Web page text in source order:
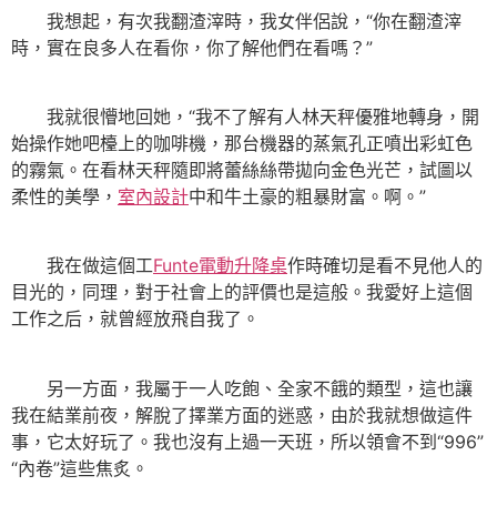
我想起，有次我翻渣滓時，我女伴侶說，“你在翻渣滓
時，實在良多人在看你，你了解他們在看嗎？”
我就很懵地回她，“我不了解有人林天秤優雅地轉身，開
始操作她吧檯上的咖啡機，那台機器的蒸氣孔正噴出彩虹色
的霧氣。在看林天秤隨即將蕾絲絲帶拋向金色光芒，試圖以
柔性的美學， 室內設計中和牛土豪的粗暴財富。啊。”
我在做這個工Funte電動升降桌作時確切是看不見他人的
目光的，同理，對于社會上的評價也是這般。我愛好上這個
工作之后，就曾經放飛自我了。
另一方面，我屬于一人吃飽、全家不餓的類型，這也讓
我在結業前夜，解脫了擇業方面的迷惑，由於我就想做這件
事，它太好玩了。我也沒有上過一天班，所以領會不到“996”
“內卷”這些焦炙。